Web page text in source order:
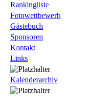
Rankingliste
Fotowettbewerb
Gästebuch
Sponsoren
Kontakt
Links
Kalenderarchiv